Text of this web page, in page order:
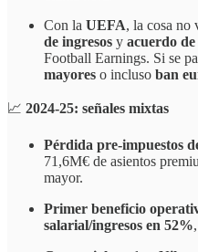
Con la UEFA, la cosa no
de ingresos y acuerdo
Football Earnings. Si se
mayores o incluso ban
📈 2024-25: señales mixtas
Pérdida pre-impuestos
71,6M€ de asientos
mayor.
Primer beneficio
salarial/ingresos en 52%